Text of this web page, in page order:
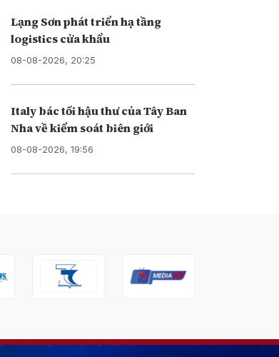
Lạng Sơn phát triển hạ tầng
logistics cửa khẩu
08-08-2026, 20:25
Italy bác tối hậu thư của Tây Ban
Nha về kiểm soát biên giới
08-08-2026, 19:56